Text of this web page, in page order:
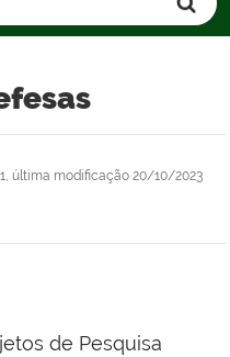
última modificação 20/10/2023
de Pesquisa